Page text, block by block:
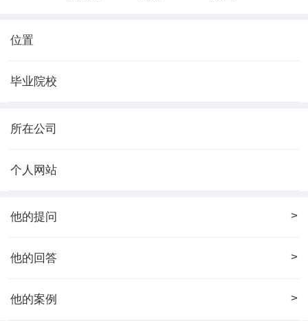
位置
毕业院校
所在公司
个人网站
他的提问 >
他的回答 >
他的案例 >